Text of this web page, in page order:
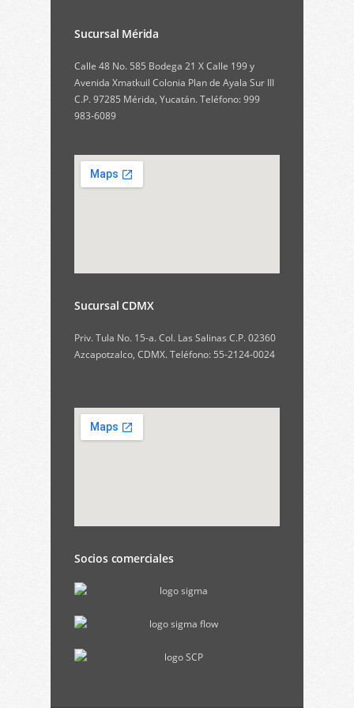
Sucursal Mérida
Calle 48 No. 585 Bodega 21 X Calle 199 y
Avenida Xmatkuil Colonia Plan de Ayala Sur III
C.P. 97285 Mérida, Yucatán. Teléfono: 999
983-6089
Sucursal CDMX
Priv. Tula No. 15-a. Col. Las Salinas C.P. 02360
Azcapotzalco, CDMX. Teléfono: 55-2124-0024
Socios comerciales